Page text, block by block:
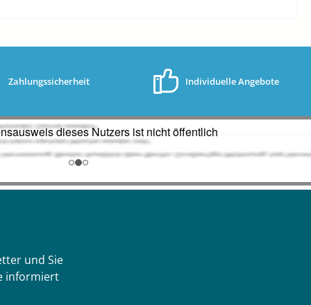
Zahlungssicherheit Individuelle Angebote
und Sie
informiert